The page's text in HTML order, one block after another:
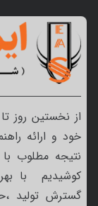
از نخستین روز
خود و ارائه
نتیجه مطلوب
کوشیدیم با
گسترش تولید